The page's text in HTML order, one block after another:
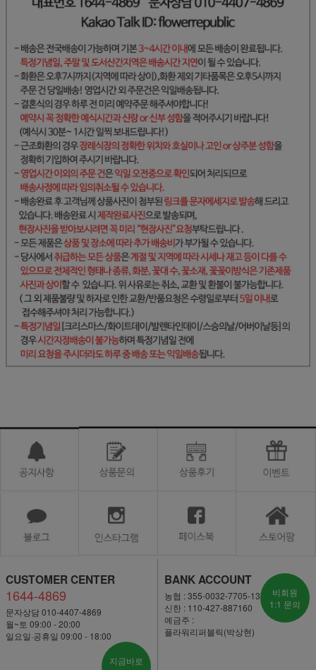
CUSTOMER CENTER
1644-4869
문자상담 010-4407-4869
월~토 09:00 - 20:00
일요일·공휴일 09:00 - 18:00
지금바로
BANK ACCOUNT
농협 : 355-0032-7705-13
신한 : 110-427-887160
예금주 :
플라워리퍼블릭(박상현)
비회원
1:1 문의